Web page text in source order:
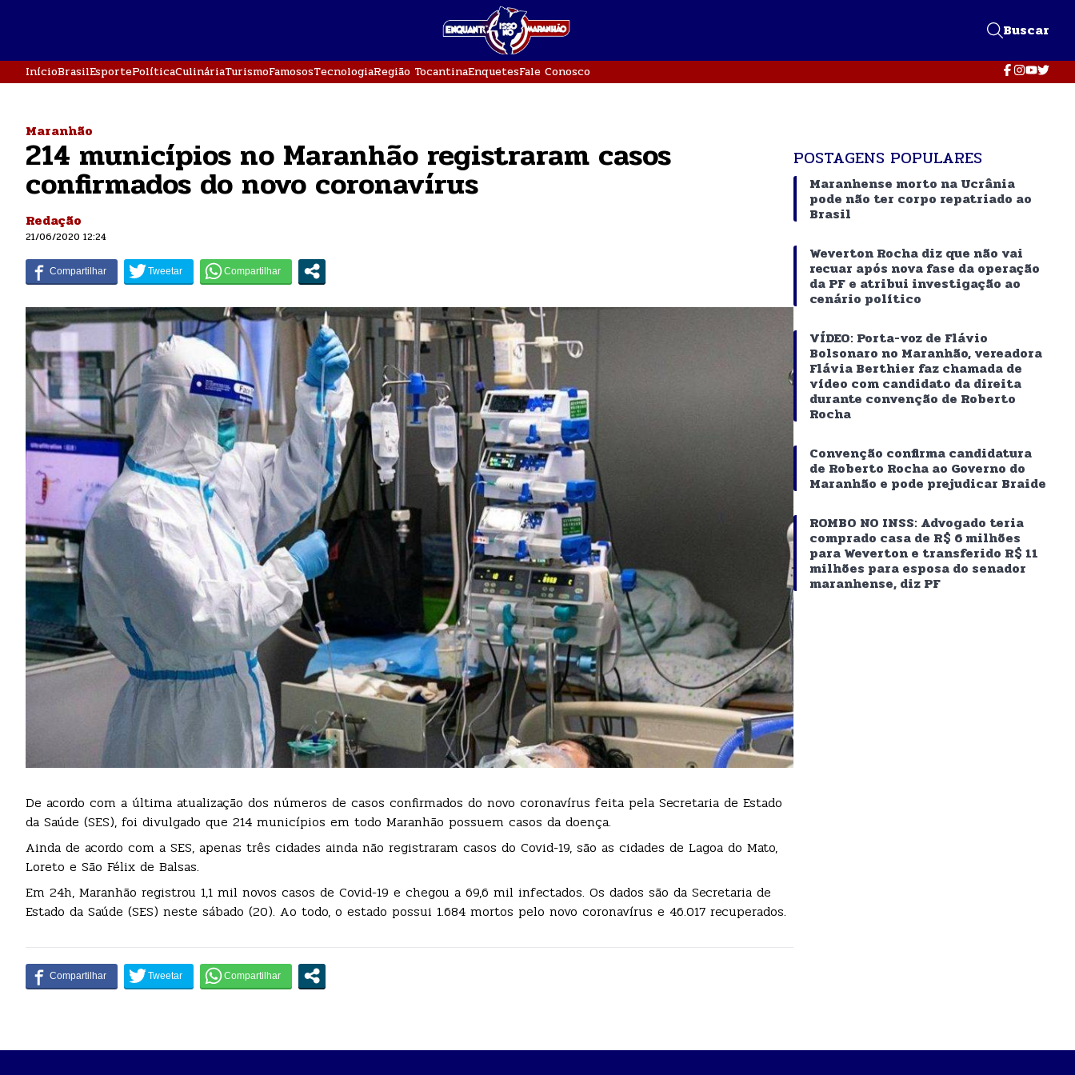
Buscar
InícioBrasilEsportePolíticaCulináriaTurismoFamososTecnologiaRegião TocantinaEnquetesFale Conosco
Maranhão
214 municípios no Maranhão registraram casos
confirmados do novo coronavírus
Redação
21/06/2020 12:24
De acordo com a última atualização dos números de casos confirmados do novo coronavírus feita pela Secretaria de Estado
da Saúde (SES), foi divulgado que 214 municípios em todo Maranhão possuem casos da doença.
Ainda de acordo com a SES, apenas três cidades ainda não registraram casos do Covid-19, são as cidades de Lagoa do Mato,
Loreto e São Félix de Balsas.
Em 24h, Maranhão registrou 1,1 mil novos casos de Covid-19 e chegou a 69,6 mil infectados. Os dados são da Secretaria de
Estado da Saúde (SES) neste sábado (20). Ao todo, o estado possui 1.684 mortos pelo novo coronavírus e 46.017 recuperados.
POSTAGENS POPULARES
Maranhense morto na Ucrânia
pode não ter corpo repatriado ao
Brasil
Weverton Rocha diz que não vai
recuar após nova fase da operação
da PF e atribui investigação ao
cenário político
VÍDEO: Porta-voz de Flávio
Bolsonaro no Maranhão, vereadora
Flávia Berthier faz chamada de
vídeo com candidato da direita
durante convenção de Roberto
Rocha
Convenção confirma candidatura
de Roberto Rocha ao Governo do
Maranhão e pode prejudicar Braide
ROMBO NO INSS: Advogado teria
comprado casa de R$ 6 milhões
para Weverton e transferido R$ 11
milhões para esposa do senador
maranhense, diz PF